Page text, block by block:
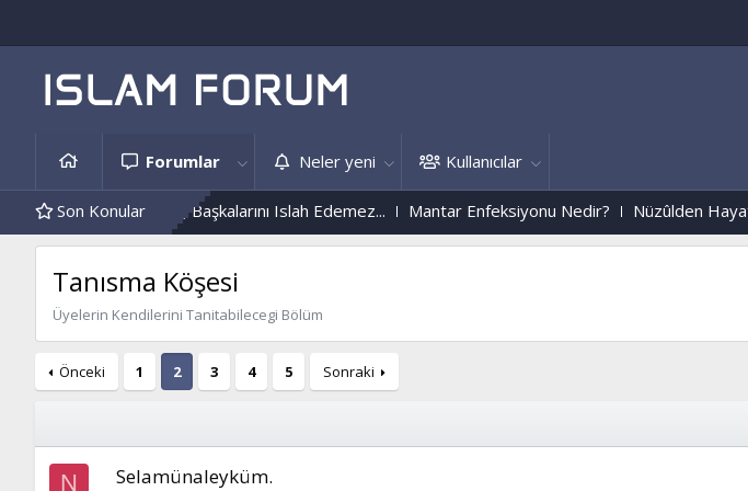
Forumlar Neler yeni Kullanıcılar
Son Konular
Islah Etmeyen, Başkalarını Islah Edemez... Mantar Enfeksiyonu Nedir? Nüzûlden Hayata...
Tanısma Köşesi
Üyelerin Kendilerini Tanitabilecegi Bölüm
Önceki 1 2 3 4 5 Sonraki
N Selamünaleyküm.